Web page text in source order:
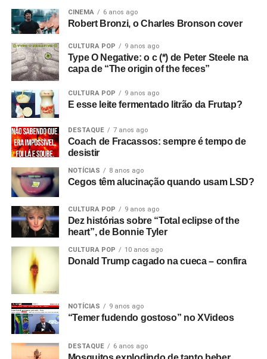
CINEMA 6 anos ago
Robert Bronzi, o Charles Bronson cover
CULTURA POP 9 anos ago
Type O Negative: o c (*) de Peter Steele na
capa de “The origin of the feces”
CULTURA POP 9 anos ago
E esse leite fermentado litrão da Frutap?
DESTAQUE 7 anos ago
Coach de Fracassos: sempre é tempo de
desistir
NOTÍCIAS 8 anos ago
Cegos têm alucinação quando usam LSD?
CULTURA POP 9 anos ago
Dez histórias sobre “Total eclipse of the
heart”, de Bonnie Tyler
CULTURA POP 10 anos ago
Donald Trump cagado na cueca – confira
NOTÍCIAS 9 anos ago
“Temer fudendo gostoso” no XVideos
DESTAQUE 6 anos ago